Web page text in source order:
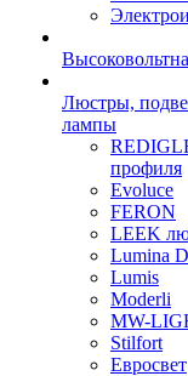
Люстры,
лампы
профиля
Evoluce
FERON
LEEK
Lumina
Lumis
Moderli
MW-
Stilfort
Евросвет